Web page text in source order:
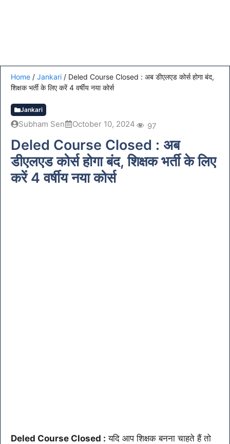
Home / Jankari / Deled Course Closed : अब डीएलएड कोर्स होगा बंद,
शिक्षक भर्ती के लिए करें 4 वर्षीय नया कोर्स
Jankari
Subham Sen October 10, 2024 97
Deled Course Closed : अब
डीएलएड कोर्स होगा बंद, शिक्षक भर्ती के लिए
करें 4 वर्षीय नया कोर्स
Deled Course Closed : यदि आप शिक्षक बनना चाहते हैं तो